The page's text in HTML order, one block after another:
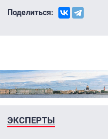
Поделиться:
ЭКСПЕРТЫ